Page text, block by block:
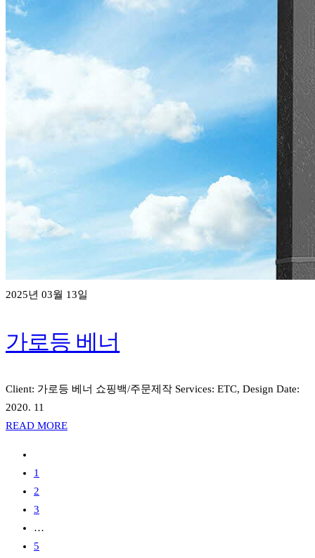
2025년 03월 13일
가로등 베너
Client: 가로등 베너 쇼핑백/주문제작 Services: ETC, Design Date:
2020. 11
READ MORE
1
2
3
…
5